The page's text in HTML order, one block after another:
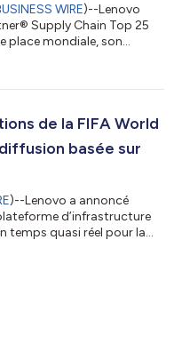
WIRE)--Lenovo
Supply Chain Top 25
place mondiale, son
Pour sa 22e édition, le
matière de gestion de la
de la FIFA World
basée sur
)--Lenovo a annoncé
d’infrastructure
temps quasi réel pour la
de contenus et la prise
l’écosystème et des op...